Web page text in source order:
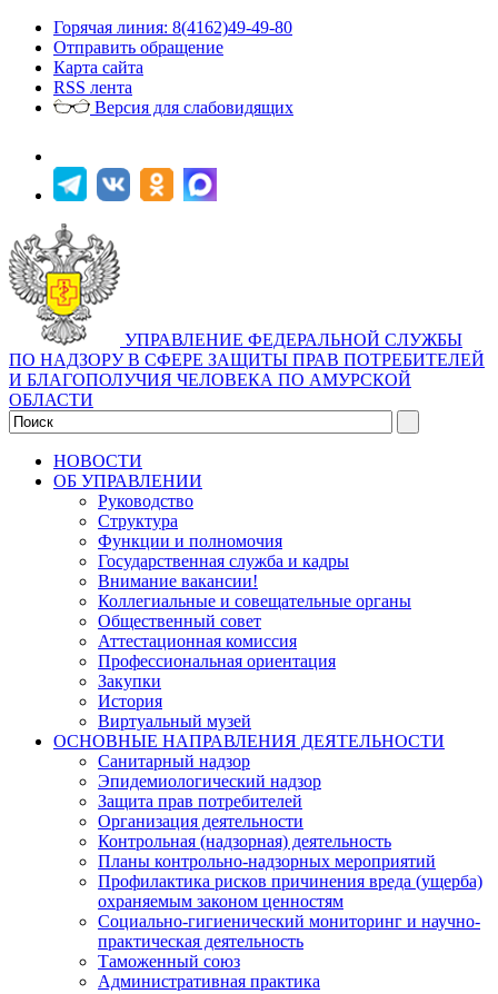
Горячая линия: 8(4162)49-49-80
Отправить обращение
Карта сайта
RSS лента
Версия для слабовидящих
УПРАВЛЕНИЕ ФЕДЕРАЛЬНОЙ СЛУЖБЫ
ПО НАДЗОРУ В СФЕРЕ ЗАЩИТЫ ПРАВ ПОТРЕБИТЕЛЕЙ
И БЛАГОПОЛУЧИЯ ЧЕЛОВЕКА ПО АМУРСКОЙ
ОБЛАСТИ
НОВОСТИ
ОБ УПРАВЛЕНИИ
Руководство
Структура
Функции и полномочия
Государственная служба и кадры
Внимание вакансии!
Коллегиальные и совещательные органы
Общественный совет
Аттестационная комиссия
Профессиональная ориентация
Закупки
История
Виртуальный музей
ОСНОВНЫЕ НАПРАВЛЕНИЯ ДЕЯТЕЛЬНОСТИ
Санитарный надзор
Эпидемиологический надзор
Защита прав потребителей
Организация деятельности
Контрольная (надзорная) деятельность
Планы контрольно-надзорных мероприятий
Профилактика рисков причинения вреда (ущерба)
охраняемым законом ценностям
Социально-гигиенический мониторинг и научно-
практическая деятельность
Таможенный союз
Административная практика